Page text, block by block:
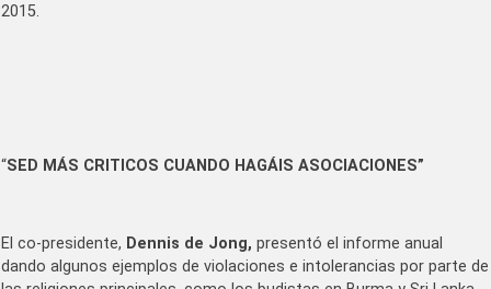
2015.
“SED MÁS CRITICOS CUANDO HAGÁIS ASOCIACIONES”
El co-presidente, Dennis de Jong, presentó el informe anual
dando algunos ejemplos de violaciones e intolerancias por parte de